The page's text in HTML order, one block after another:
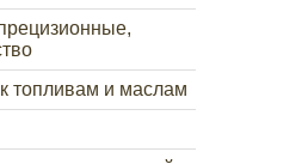
топливам и маслам